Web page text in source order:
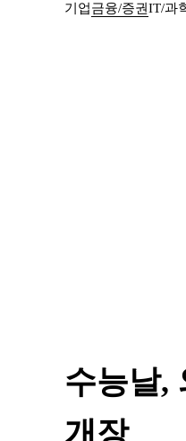
기업금융/증권IT/과
수능날,
개장